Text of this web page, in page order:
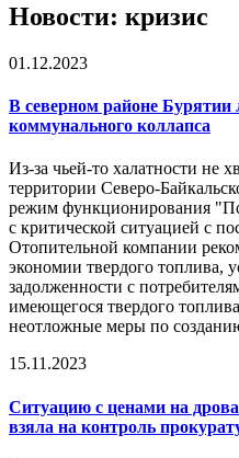
Новости: кризис
01.12.2023
В северном районе Бурятии
коммунального коллапса
Из-за чьей-то халатности не
территории Северо-
режим функционирования
с критической ситуацией с
Отопительной компании
экономии твердого топлива,
задолженности с
имеющегося твердого
неотложные меры по
15.11.2023
Ситуацию с ценами на
взяла на контроль